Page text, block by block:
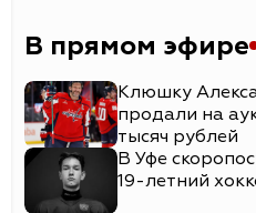
В прямом эфире
Клюшку
продали на
тысяч рублей
В Уфе
19-летний